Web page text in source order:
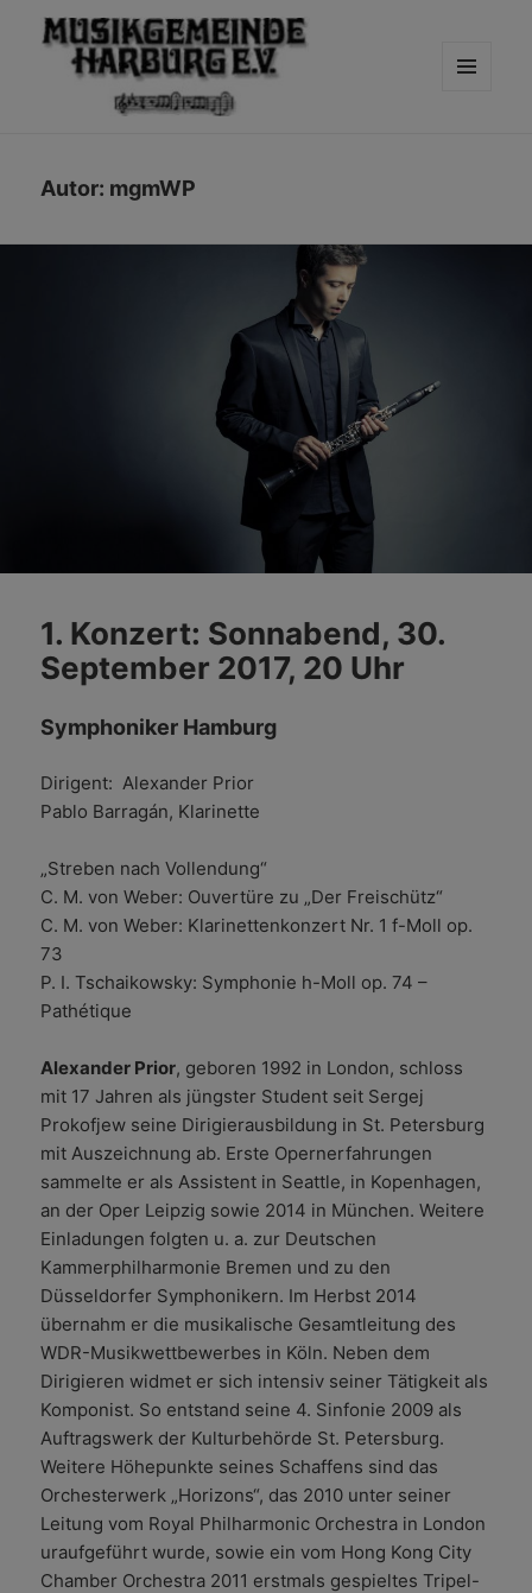
Autor: mgmWP
1. Konzert: Sonnabend, 30.
September 2017, 20 Uhr
Symphoniker Hamburg
Dirigent: Alexander Prior
Pablo Barragán, Klarinette
„Streben nach Vollendung“
C. M. von Weber: Ouvertüre zu „Der Freischütz“
C. M. von Weber: Klarinettenkonzert Nr. 1 f-Moll op.
73
P. I. Tschaikowsky: Symphonie h-Moll op. 74 –
Pathétique
Alexander Prior, geboren 1992 in London, schloss
mit 17 Jahren als jüngster Student seit Sergej
Prokofjew seine Dirigierausbildung in St. Petersburg
mit Auszeichnung ab. Erste Opernerfahrungen
sammelte er als Assistent in Seattle, in Kopenhagen,
an der Oper Leipzig sowie 2014 in München. Weitere
Einladungen folgten u. a. zur Deutschen
Kammerphilharmonie Bremen und zu den
Düsseldorfer Symphonikern. Im Herbst 2014
übernahm er die musikalische Gesamtleitung des
WDR-Musikwettbewerbes in Köln. Neben dem
Dirigieren widmet er sich intensiv seiner Tätigkeit als
Komponist. So entstand seine 4. Sinfonie 2009 als
Auftragswerk der Kulturbehörde St. Petersburg.
Weitere Höhepunkte seines Schaffens sind das
Orchesterwerk „Horizons“, das 2010 unter seiner
Leitung vom Royal Philharmonic Orchestra in London
uraufgeführt wurde, sowie ein vom Hong Kong City
Chamber Orchestra 2011 erstmals gespieltes Tripel-